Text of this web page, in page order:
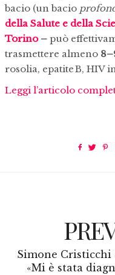
bacio (un bacio
della Salute e della
Torino– può
trasmettere almeno
rosolia, epatite B, HIV
Leggi l’articolo
Simone
«Mi è stata